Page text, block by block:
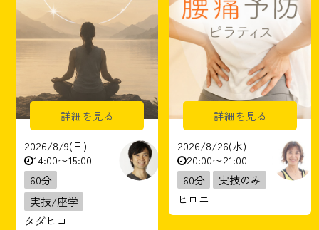
詳細を見る
2026/8/9(日)
14:00〜15:00
60分
実技/座学
タダヒコ
詳細を見る
2026/8/26(水)
20:00〜21:00
60分
実技のみ
ヒロエ